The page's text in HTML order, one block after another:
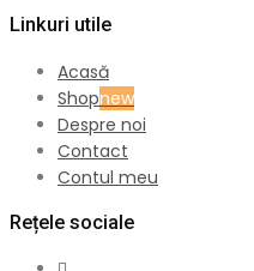
Linkuri utile
Acasă
Shopnew
Despre noi
Contact
Contul meu
Rețele sociale